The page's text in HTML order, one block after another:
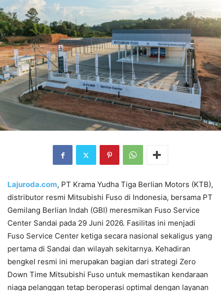
Lajuroda.com, PT Krama Yudha Tiga Berlian Motors (KTB),
distributor resmi Mitsubishi Fuso di Indonesia, bersama PT
Gemilang Berlian Indah (GBI) meresmikan Fuso Service
Center Sandai pada 29 Juni 2026. Fasilitas ini menjadi
Fuso Service Center ketiga secara nasional sekaligus yang
pertama di Sandai dan wilayah sekitarnya. Kehadiran
bengkel resmi ini merupakan bagian dari strategi Zero
Down Time Mitsubishi Fuso untuk memastikan kendaraan
niaga pelanggan tetap beroperasi optimal dengan layanan